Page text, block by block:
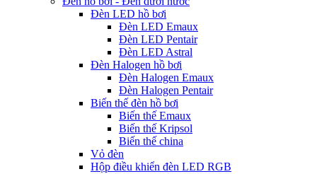
Đèn LED hồ bơi
Đèn LED Emaux
Đèn LED Pentair
Đèn LED Astral
Đèn Halogen hồ bơi
Đèn Halogen Emaux
Đèn Halogen Pentair
Biến thế đèn hồ bơi
Biến thế Emaux
Biến thế Kripsol
Biến thế china
Vỏ đèn
Hộp điều khiển đèn LED RGB